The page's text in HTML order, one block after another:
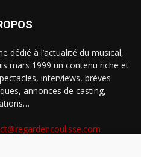
dédié à l’actualité du musical,
mars 1999 un contenu riche et
interviews, brèves
annonces de casting,